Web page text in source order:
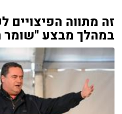
זה מתווה הפיצויים
במהלך מבצע "שומר